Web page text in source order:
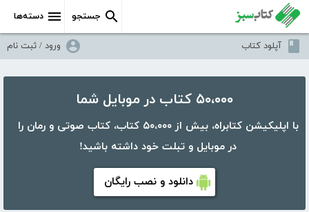
دسته‌ها جستجو
آپلود کتاب ورود / ثبت نام
۵۰،۰۰۰ کتاب در موبایل شما
با اپلیکیشن کتابراه، بیش از ۵۰،۰۰۰ کتاب، کتاب صوتی و رمان را
در موبایل و تبلت خود داشته باشید!
دانلود و نصب رایگان